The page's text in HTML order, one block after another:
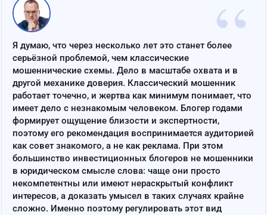
“
Я думаю, что через несколько лет это станет более
серьёзной проблемой, чем классические
мошеннические схемы. Дело в масштабе охвата и в
другой механике доверия. Классический мошенник
работает точечно, и жертва как минимум понимает, что
имеет дело с незнакомым человеком. Блогер годами
формирует ощущение близости и экспертности,
поэтому его рекомендация воспринимается аудиторией
как совет знакомого, а не как реклама. При этом
большинство инвестиционных блогеров не мошенники
в юридическом смысле слова: чаще они просто
некомпетентны или имеют нераскрытый конфликт
интересов, а доказать умысел в таких случаях крайне
сложно. Именно поэтому регулировать этот вид